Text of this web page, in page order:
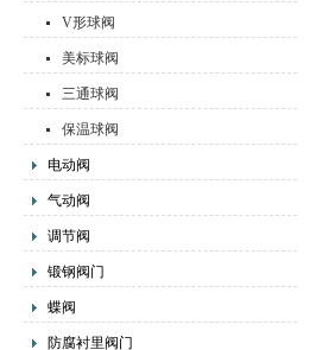
V形球阀
美标球阀
三通球阀
保温球阀
电动阀
气动阀
调节阀
锻钢阀门
蝶阀
防腐衬里阀门